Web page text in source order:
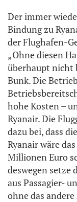
Der immer
Bindung zu
der Flughafen-
„Ohne diesen
überhaupt nicht
Bunk. Die
hohe Kosten –
Ryanair. Die
dazu bei, dass
Ryanair wäre
Millionen Euro
deswegen setze
aus Passagier-
ohne das